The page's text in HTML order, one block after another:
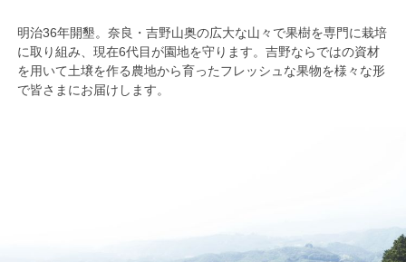
明治36年開墾。奈良・吉野山奥の広大な山々で果樹を専門に栽培
に取り組み、現在6代目が園地を守ります。吉野ならではの資材
を用いて土壌を作る農地から育ったフレッシュな果物を様々な形
で皆さまにお届けします。